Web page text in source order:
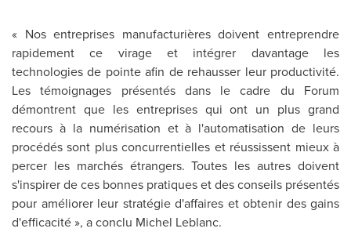
« Nos entreprises manufacturières doivent entreprendre
rapidement ce virage et intégrer davantage les
technologies de pointe afin de rehausser leur productivité.
Les témoignages présentés dans le cadre du Forum
démontrent que les entreprises qui ont un plus grand
recours à la numérisation et à l'automatisation de leurs
procédés sont plus concurrentielles et réussissent mieux à
percer les marchés étrangers. Toutes les autres doivent
s'inspirer de ces bonnes pratiques et des conseils présentés
pour améliorer leur stratégie d'affaires et obtenir des gains
d'efficacité », a conclu Michel Leblanc.